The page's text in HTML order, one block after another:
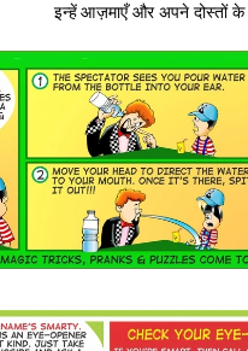
इन्हें आज़माएँ और अपने दोस्तों